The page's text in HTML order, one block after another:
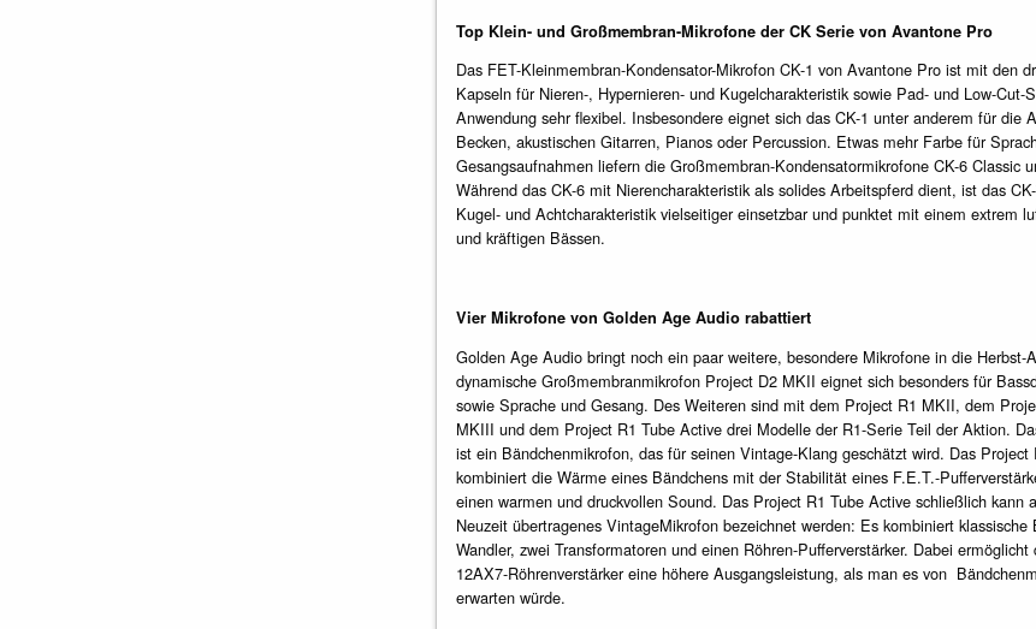
Top Klein- und Großmembran-Mikrofone der CK Serie von Avantone Pro
Das FET-Kleinmembran-Kondensator-Mikrofon CK-1 von Avantone Pro ist mit den
Kapseln für Nieren-, Hypernieren- und Kugelcharakteristik sowie Pad- und Low-Cut-
Anwendung sehr flexibel. Insbesondere eignet sich das CK-1 unter anderem für die
Becken, akustischen Gitarren, Pianos oder Percussion. Etwas mehr Farbe für
Gesangsaufnahmen liefern die Großmembran-Kondensatormikrofone CK-6 Classic
Während das CK-6 mit Nierencharakteristik als solides Arbeitspferd dient, ist das
Kugel- und Achtcharakteristik vielseitiger einsetzbar und punktet mit einem extrem
und kräftigen Bässen.
Vier Mikrofone von Golden Age Audio rabattiert
Golden Age Audio bringt noch ein paar weitere, besondere Mikrofone in die Herbst-
dynamische Großmembranmikrofon Project D2 MKII eignet sich besonders für
sowie Sprache und Gesang. Des Weiteren sind mit dem Project R1 MKII, dem
MKIII und dem Project R1 Tube Active drei Modelle der R1-Serie Teil der Aktion.
ist ein Bändchenmikrofon, das für seinen Vintage-Klang geschätzt wird. Das
kombiniert die Wärme eines Bändchens mit der Stabilität eines F.E.T.-
einen warmen und druckvollen Sound. Das Project R1 Tube Active schließlich kann
Neuzeit übertragenes VintageMikrofon bezeichnet werden: Es kombiniert klassische
Wandler, zwei Transformatoren und einen Röhren-Pufferverstärker. Dabei ermöglicht
12AX7-Röhrenverstärker eine höhere Ausgangsleistung, als man es von
erwarten würde.